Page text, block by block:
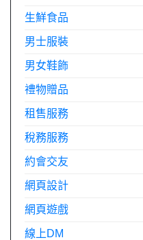
生鮮食品
男士服裝
男女鞋飾
禮物贈品
租售服務
稅務服務
約會交友
網頁設計
網頁遊戲
線上DM